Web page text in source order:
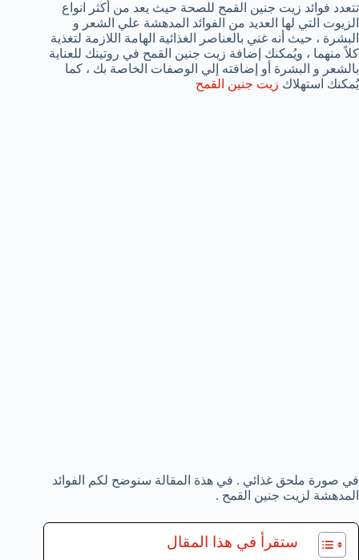
تتعدد فوائد زيت جنين القمح للصحة حيث يعد من أكثر انواع
الزيوت التي لها العديد من الفوائد المدهشة علي الشعر و
البشرة ، حيث أنه غني بالعناصر الغذائية الهامة اللازمة لتغذية
كلاً منهما ، ويُمكنك إضافة زيت جنين القمح في روتينك للعناية
بالشعر و البشرة أو إضافته إلي الوصفات الخاصة بك ، كما
يُمكنك استهلاك زيت جنين القمح
في صورة ملحق غذائي . في هذة المقالة سنوضح لكم الفوائد
المدهشة لزيت جنين القمح .
ستقرأ في هذا المقال